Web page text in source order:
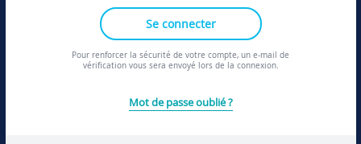
Se connecter
Pour renforcer la sécurité de votre compte, un e-mail de
vérification vous sera envoyé lors de la connexion.
Mot de passe oublié ?
LIENS UTILES